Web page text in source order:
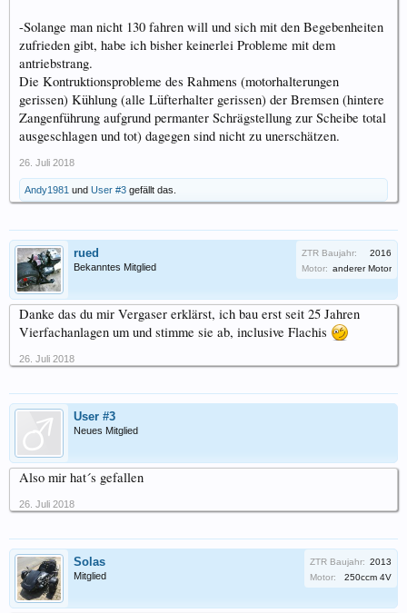
-Solange man nicht 130 fahren will und sich mit den Begebenheiten
zufrieden gibt, habe ich bisher keinerlei Probleme mit dem
antriebstrang.
Die Kontruktionsprobleme des Rahmens (motorhalterungen
gerissen) Kühlung (alle Lüfterhalter gerissen) der Bremsen (hintere
Zangenführung aufgrund permanter Schrägstellung zur Scheibe total
ausgeschlagen und tot) dagegen sind nicht zu unerschätzen.
26. Juli 2018
Andy1981 und User #3 gefällt das.
rued
Bekanntes Mitglied
ZTR Baujahr:
2016
Motor: anderer Motor
Danke das du mir Vergaser erklärst, ich bau erst seit 25 Jahren
Vierfachanlagen um und stimme sie ab, inclusive Flachis
26. Juli 2018
User #3
Neues Mitglied
Also mir hat´s gefallen
26. Juli 2018
Solas
Mitglied
ZTR Baujahr: 2013
Motor:
250ccm 4V